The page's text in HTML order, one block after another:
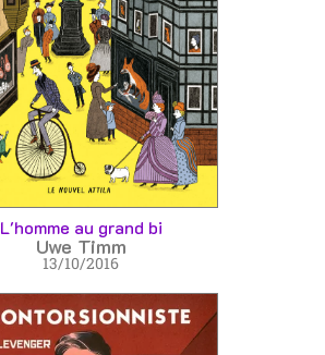
L'homme au grand bi
Uwe Timm
13/10/2016